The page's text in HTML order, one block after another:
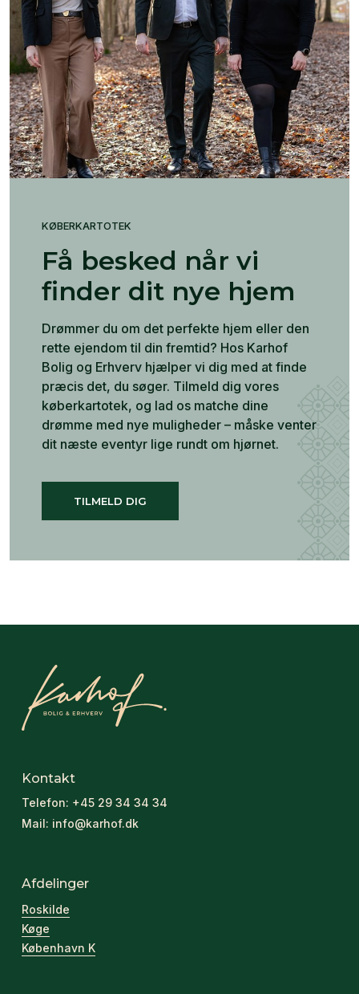
KØBERKARTOTEK
Få besked når vi
finder dit nye hjem
Drømmer du om det perfekte hjem eller den
rette ejendom til din fremtid? Hos Karhof
Bolig og Erhverv hjælper vi dig med at finde
præcis det, du søger. Tilmeld dig vores
køberkartotek, og lad os matche dine
drømme med nye muligheder – måske venter
dit næste eventyr lige rundt om hjørnet.
TILMELD DIG
Kontakt
Telefon: +45 29 34 34 34
Mail: info@karhof.dk
Afdelinger
Roskilde
Køge
København K